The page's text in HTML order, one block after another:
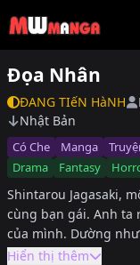
Đọa Nhân
ĐANG TIếN HàNH
Nhật Bản
Có Che Manga
Drama
Fantasy
Shintarou Jagasaki,
cùng bạn gái. Anh ta
của mình. Dường
sống nhàm chán với
Hiển thị thêm